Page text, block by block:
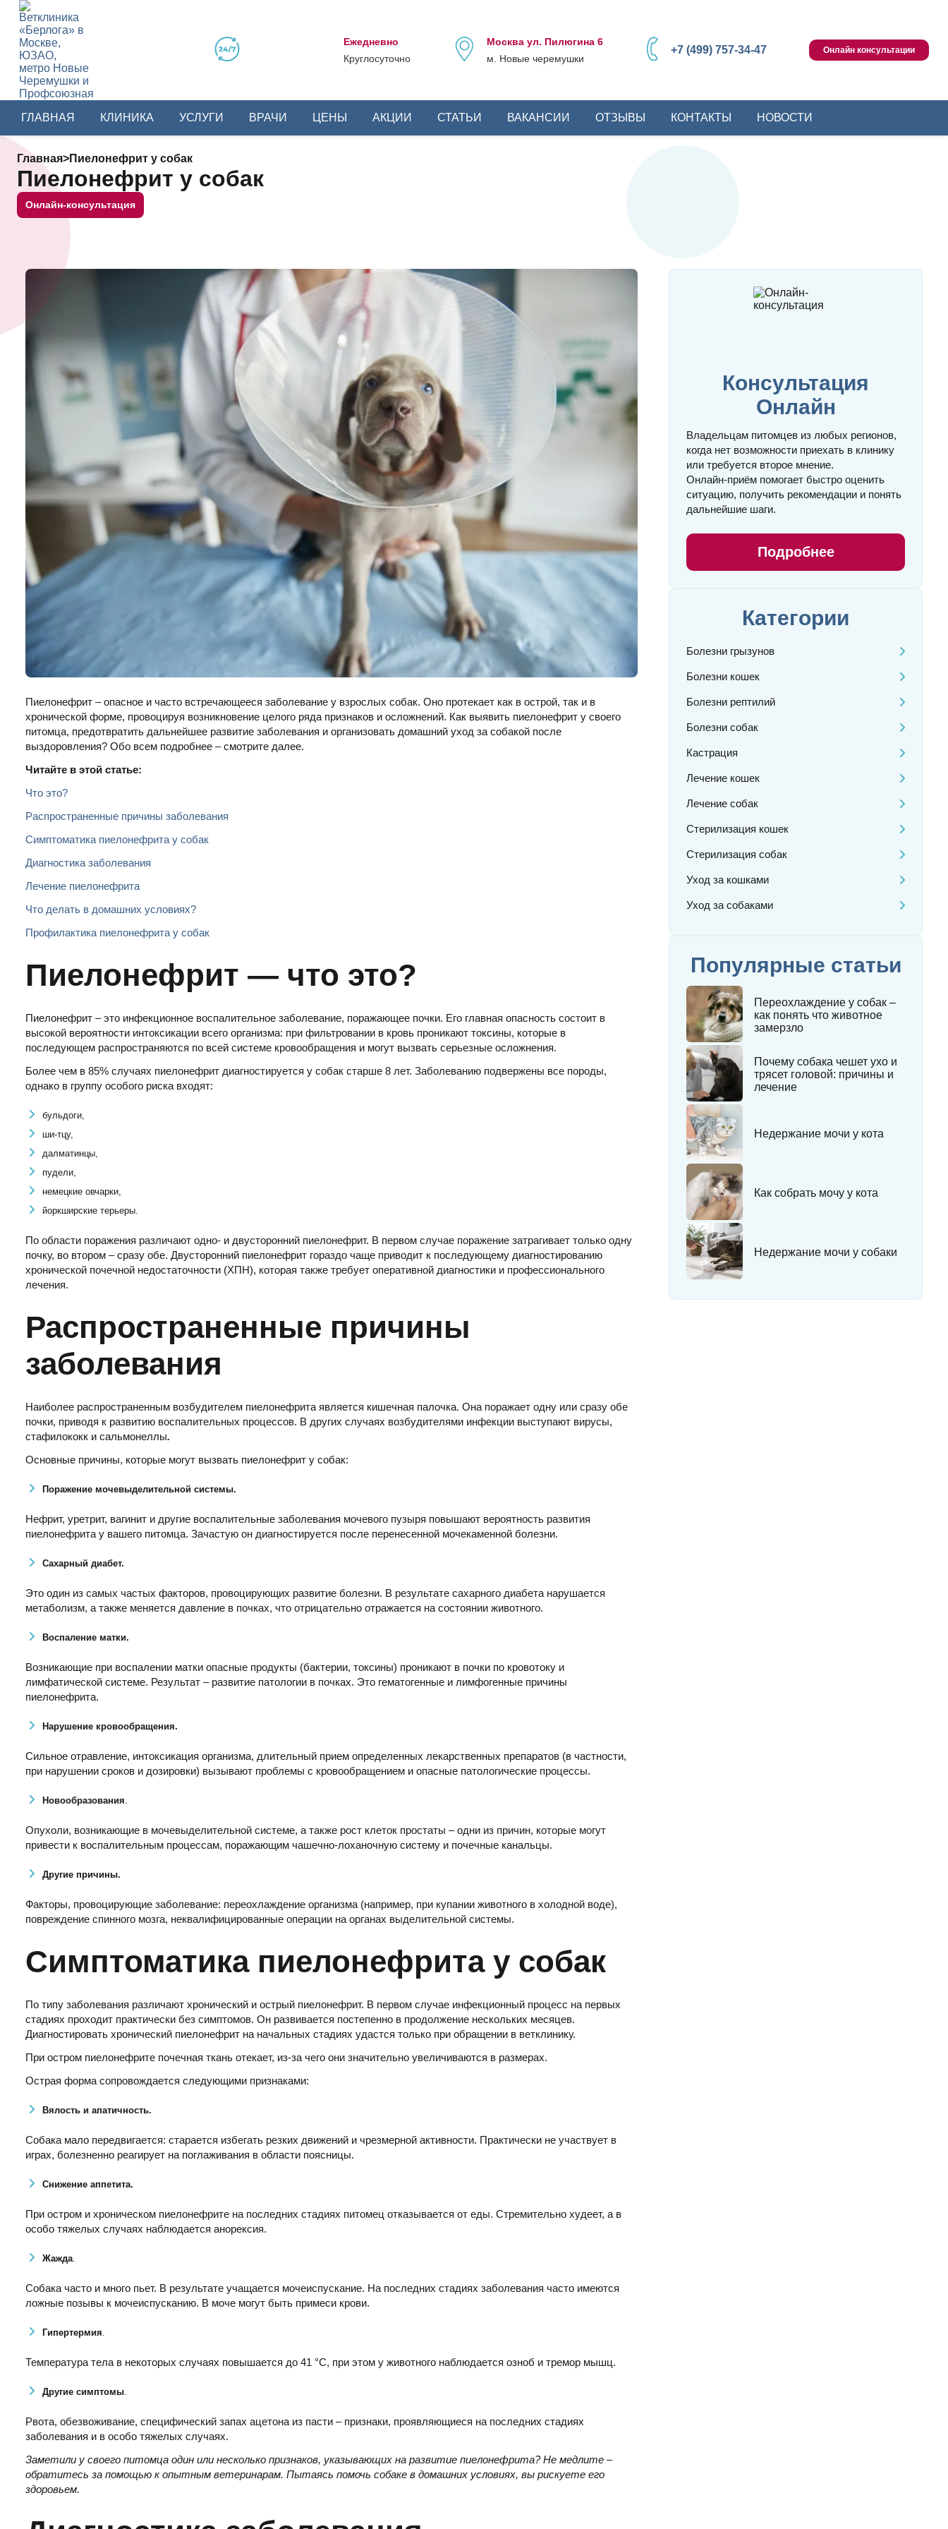
Ежедневно
Круглосуточно
Москва ул. Пилюгина 6
м. Новые черемушки
+7 (499) 757-34-47 Онлайн консультации
ГЛАВНАЯ КЛИНИКА УСЛУГИ ВРАЧИ ЦЕНЫ АКЦИИ СТАТЬИ ВАКАНСИИ ОТЗЫВЫ КОНТАКТЫ НОВОСТИ
Главная>Пиелонефрит у собак
Пиелонефрит у собак
Онлайн-консультация
Пиелонефрит – опасное и часто встречающееся заболевание у взрослых собак. Оно протекает как в острой, так и в
хронической форме, провоцируя возникновение целого ряда признаков и осложнений. Как выявить пиелонефрит у своего
питомца, предотвратить дальнейшее развитие заболевания и организовать домашний уход за собакой после
выздоровления? Обо всем подробнее – смотрите далее.
Читайте в этой статье:
Что это?
Распространенные причины заболевания
Симптоматика пиелонефрита у собак
Диагностика заболевания
Лечение пиелонефрита
Что делать в домашних условиях?
Профилактика пиелонефрита у собак
Пиелонефрит — что это?
Пиелонефрит – это инфекционное воспалительное заболевание, поражающее почки. Его главная опасность состоит в
высокой вероятности интоксикации всего организма: при фильтровании в кровь проникают токсины, которые в
последующем распространяются по всей системе кровообращения и могут вызвать серьезные осложнения.
Более чем в 85% случаях пиелонефрит диагностируется у собак старше 8 лет. Заболеванию подвержены все породы,
однако в группу особого риска входят:
бульдоги,
ши-тцу,
далматинцы,
пудели,
немецкие овчарки,
йоркширские терьеры.
По области поражения различают одно- и двусторонний пиелонефрит. В первом случае поражение затрагивает только одну
почку, во втором – сразу обе. Двусторонний пиелонефрит гораздо чаще приводит к последующему диагностированию
хронической почечной недостаточности (ХПН), которая также требует оперативной диагностики и профессионального
лечения.
Распространенные причины
заболевания
Наиболее распространенным возбудителем пиелонефрита является кишечная палочка. Она поражает одну или сразу обе
почки, приводя к развитию воспалительных процессов. В других случаях возбудителями инфекции выступают вирусы,
стафилококк и сальмонеллы.
Основные причины, которые могут вызвать пиелонефрит у собак:
Поражение мочевыделительной системы.
Нефрит, уретрит, вагинит и другие воспалительные заболевания мочевого пузыря повышают вероятность развития
пиелонефрита у вашего питомца. Зачастую он диагностируется после перенесенной мочекаменной болезни.
Сахарный диабет.
Это один из самых частых факторов, провоцирующих развитие болезни. В результате сахарного диабета нарушается
метаболизм, а также меняется давление в почках, что отрицательно отражается на состоянии животного.
Воспаление матки.
Возникающие при воспалении матки опасные продукты (бактерии, токсины) проникают в почки по кровотоку и
лимфатической системе. Результат – развитие патологии в почках. Это гематогенные и лимфогенные причины
пиелонефрита.
Нарушение кровообращения.
Сильное отравление, интоксикация организма, длительный прием определенных лекарственных препаратов (в частности,
при нарушении сроков и дозировки) вызывают проблемы с кровообращением и опасные патологические процессы.
Новообразования
Опухоли, возникающие в мочевыделительной системе, а также рост клеток простаты – одни из причин, которые могут
привести к воспалительным процессам, поражающим чашечно-лоханочную систему и почечные канальцы.
Другие причины.
Факторы, провоцирующие заболевание: переохлаждение организма (например, при купании животного в холодной воде),
повреждение спинного мозга, неквалифицированные операции на органах выделительной системы.
Симптоматика пиелонефрита у собак
По типу заболевания различают хронический и острый пиелонефрит. В первом случае инфекционный процесс на первых
стадиях проходит практически без симптомов. Он развивается постепенно в продолжение нескольких месяцев.
Диагностировать хронический пиелонефрит на начальных стадиях удастся только при обращении в ветклинику.
При остром пиелонефрите почечная ткань отекает, из-за чего они значительно увеличиваются в размерах.
Острая форма сопровождается следующими признаками:
Вялость и апатичность.
Собака мало передвигается: старается избегать резких движений и чрезмерной активности. Практически не участвует в
играх, болезненно реагирует на поглаживания в области поясницы.
Снижение аппетита.
При остром и хроническом пиелонефрите на последних стадиях питомец отказывается от еды. Стремительно худеет, а в
особо тяжелых случаях наблюдается анорексия.
Жажда
Собака часто и много пьет. В результате учащается мочеиспускание. На последних стадиях заболевания часто имеются
ложные позывы к мочеиспусканию. В моче могут быть примеси крови.
Гипертермия
Температура тела в некоторых случаях повышается до 41 °C, при этом у животного наблюдается озноб и тремор мышц.
Другие симптомы
Рвота, обезвоживание, специфический запах ацетона из пасти – признаки, проявляющиеся на последних стадиях
заболевания и в особо тяжелых случаях.
Заметили у своего питомца один или несколько признаков, указывающих на развитие пиелонефрита? Не медлите –
обратитесь за помощью к опытным ветеринарам. Пытаясь помочь собаке в домашних условиях, вы рискуете его
здоровьем.
Консультация
Онлайн
Владельцам питомцев из любых регионов,
когда нет возможности приехать в клинику
или требуется второе мнение.
Онлайн‑приём помогает быстро оценить
ситуацию, получить рекомендации и понять
дальнейшие шаги.
Подробнее
Категории
Болезни грызунов
Болезни кошек
Болезни рептилий
Болезни собак
Кастрация
Лечение кошек
Лечение собак
Стерилизация кошек
Стерилизация собак
Уход за кошками
Уход за собаками
Популярные статьи
Переохлаждение у собак –
как понять что животное
замерзло
Почему собака чешет ухо и
трясет головой: причины и
лечение
Недержание мочи у кота
Как собрать мочу у кота
Недержание мочи у собаки